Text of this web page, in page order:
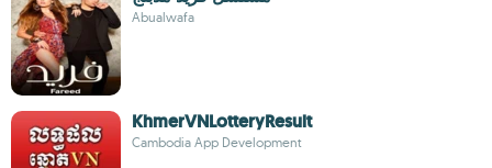
Abualwafa
KhmerVNLotteryResult
Cambodia App Development